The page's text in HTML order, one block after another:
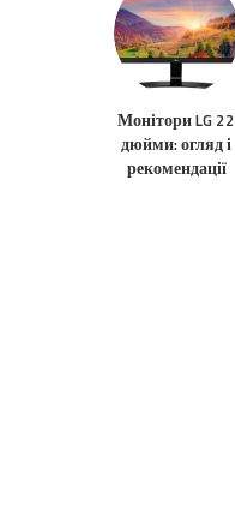
Монітори LG 22
дюйми: огляд і
рекомендації